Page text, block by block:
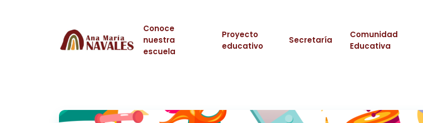
Conoce
nuestra
escuela
Proyecto
educativo
Secretaría
Comunidad
Educativa